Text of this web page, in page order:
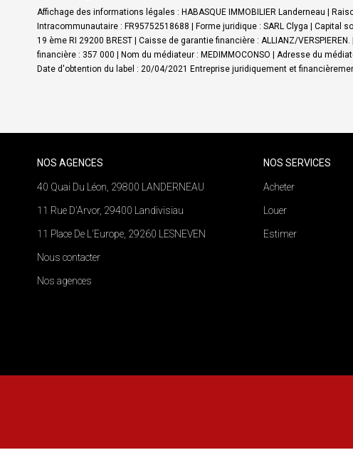
Affichage des informations légales : HABASQUE IMMOBILIER Landerneau |
Intracommunautaire : FR95752518688 | Forme juridique : SARL Clyga | Capital
19 ème RI 29200 BREST | Caisse de garantie financière : ALLIANZ/
financière : 357 000 | Nom du médiateur : MEDIMMOCONSO | Adresse du
Date d'obtention du label : 20/04/2021 Entreprise juridiquement et
NOS AGENCES
40 Quai Du Léon, 29800 LANDERNEAU
11 Rue D'Arvor, 29400 Landivisiau
11 Place De L'Europe, 29260 LESNEVEN
Nous contacter
Nos agences
NOS SERVICES
Acheter
Louer
Estimer